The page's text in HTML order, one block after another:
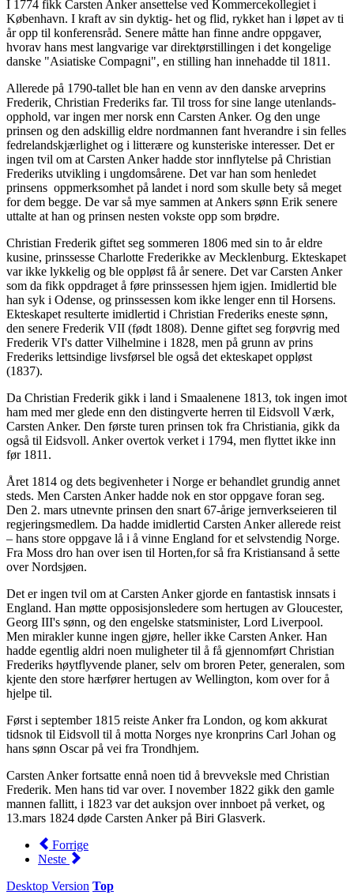
I 1774 fikk Carsten Anker ansettelse ved Kommercekollegiet i
København. I kraft av sin dyktig- het og flid, rykket han i løpet av ti
år opp til konferensråd. Senere måtte han finne andre oppgaver,
hvorav hans mest langvarige var direktørstillingen i det kongelige
danske "Asiatiske Compagni", en stilling han innehadde til 1811.
Allerede på 1790-tallet ble han en venn av den danske arveprins
Frederik, Christian Frederiks far. Til tross for sine lange utenlands-
opphold, var ingen mer norsk enn Carsten Anker. Og den unge
prinsen og den adskillig eldre nordmannen fant hverandre i sin felles
fedrelandskjærlighet og i litterære og kunsteriske interesser. Det er
ingen tvil om at Carsten Anker hadde stor innflytelse på Christian
Frederiks utvikling i ungdomsårene. Det var han som henledet
prinsens oppmerksomhet på landet i nord som skulle bety så meget
for dem begge. De var så mye sammen at Ankers sønn Erik senere
uttalte at han og prinsen nesten vokste opp som brødre.
Christian Frederik giftet seg sommeren 1806 med sin to år eldre
kusine, prinssesse Charlotte Frederikke av Mecklenburg. Ekteskapet
var ikke lykkelig og ble oppløst få år senere. Det var Carsten Anker
som da fikk oppdraget å føre prinssessen hjem igjen. Imidlertid ble
han syk i Odense, og prinssessen kom ikke lenger enn til Horsens.
Ekteskapet resulterte imidlertid i Christian Frederiks eneste sønn,
den senere Frederik VII (født 1808). Denne giftet seg forøvrig med
Frederik VI's datter Vilhelmine i 1828, men på grunn av prins
Frederiks lettsindige livsførsel ble også det ekteskapet oppløst
(1837).
Da Christian Frederik gikk i land i Smaalenene 1813, tok ingen imot
ham med mer glede enn den distingverte herren til Eidsvoll Værk,
Carsten Anker. Den første turen prinsen tok fra Christiania, gikk da
også til Eidsvoll. Anker overtok verket i 1794, men flyttet ikke inn
før 1811.
Året 1814 og dets begivenheter i Norge er behandlet grundig annet
steds. Men Carsten Anker hadde nok en stor oppgave foran seg.
Den 2. mars utnevnte prinsen den snart 67-årige jernverkseieren til
regjeringsmedlem. Da hadde imidlertid Carsten Anker allerede reist
– hans store oppgave lå i å vinne England for et selvstendig Norge.
Fra Moss dro han over isen til Horten,for så fra Kristiansand å sette
over Nordsjøen.
Det er ingen tvil om at Carsten Anker gjorde en fantastisk innsats i
England. Han møtte opposisjonsledere som hertugen av Gloucester,
Georg III's sønn, og den engelske statsminister, Lord Liverpool.
Men mirakler kunne ingen gjøre, heller ikke Carsten Anker. Han
hadde egentlig aldri noen muligheter til å få gjennomført Christian
Frederiks høytflyvende planer, selv om broren Peter, generalen, som
kjente den store hærfører hertugen av Wellington, kom over for å
hjelpe til.
Først i september 1815 reiste Anker fra London, og kom akkurat
tidsnok til Eidsvoll til å motta Norges nye kronprins Carl Johan og
hans sønn Oscar på vei fra Trondhjem.
Carsten Anker fortsatte ennå noen tid å brevveksle med Christian
Frederik. Men hans tid var over. I november 1822 gikk den gamle
mannen fallitt, i 1823 var det auksjon over innboet på verket, og
13.mars 1824 døde Carsten Anker på Biri Glasverk.
Forrige
Neste
Desktop Version Top